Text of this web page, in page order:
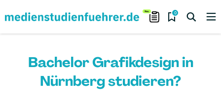
0
Bachelor Grafikdesign in
Nürnberg studieren?